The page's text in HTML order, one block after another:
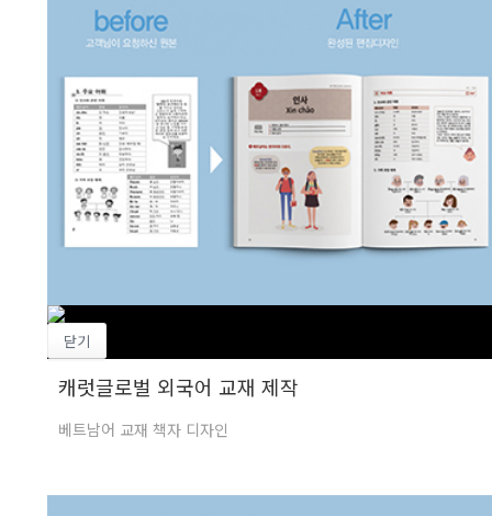
닫기
캐럿글로벌 외국어 교재 제작
베트남어 교재 책자 디자인